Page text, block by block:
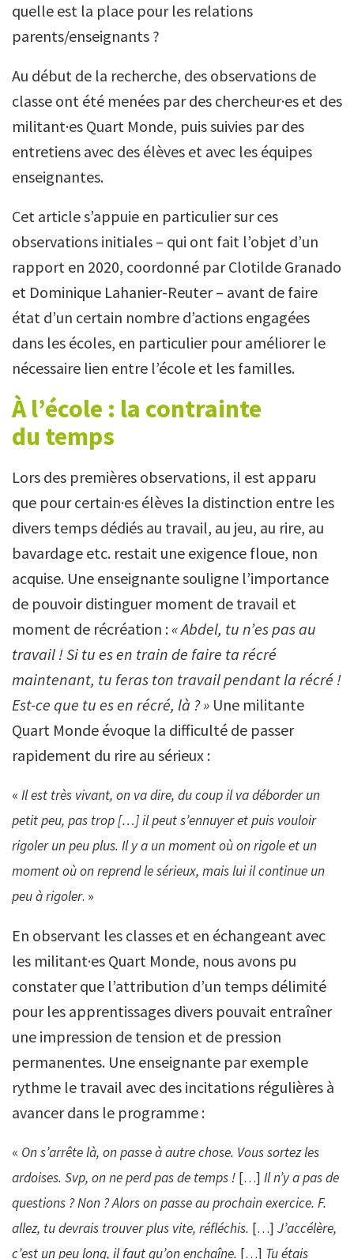
quelle est la place pour les relations
parents/enseignants ?
Au début de la recherche, des observations de
classe ont été menées par des chercheur·es et des
militant·es Quart Monde, puis suivies par des
entretiens avec des élèves et avec les équipes
enseignantes.
Cet article s’appuie en particulier sur ces
observations initiales – qui ont fait l’objet d’un
rapport en 2020, coordonné par Clotilde Granado
et Dominique Lahanier-Reuter – avant de faire
état d’un certain nombre d’actions engagées
dans les écoles, en particulier pour améliorer le
nécessaire lien entre l’école et les familles.
À l’école : la contrainte
du temps
Lors des premières observations, il est apparu
que pour certain·es élèves la distinction entre les
divers temps dédiés au travail, au jeu, au rire, au
bavardage etc. restait une exigence floue, non
acquise. Une enseignante souligne l’importance
de pouvoir distinguer moment de travail et
moment de récréation : « Abdel, tu n’es pas au
travail ! Si tu es en train de faire ta récré
maintenant, tu feras ton travail pendant la récré !
Est-ce que tu es en récré, là ? » Une militante
Quart Monde évoque la difficulté de passer
rapidement du rire au sérieux :
« Il est très vivant, on va dire, du coup il va déborder un
petit peu, pas trop […] il peut s’ennuyer et puis vouloir
rigoler un peu plus. Il y a un moment où on rigole et un
moment où on reprend le sérieux, mais lui il continue un
peu à rigoler. »
En observant les classes et en échangeant avec
les militant·es Quart Monde, nous avons pu
constater que l’attribution d’un temps délimité
pour les apprentissages divers pouvait entraîner
une impression de tension et de pression
permanentes. Une enseignante par exemple
rythme le travail avec des incitations régulières à
avancer dans le programme :
« On s’arrête là, on passe à autre chose. Vous sortez les
ardoises. Svp, on ne perd pas de temps ! […] Il n’y a pas de
questions ? Non ? Alors on passe au prochain exercice. F.
allez, tu devrais trouver plus vite, réfléchis. […] J’accélère,
c’est un peu long, il faut qu’on enchaîne. […] Tu étais